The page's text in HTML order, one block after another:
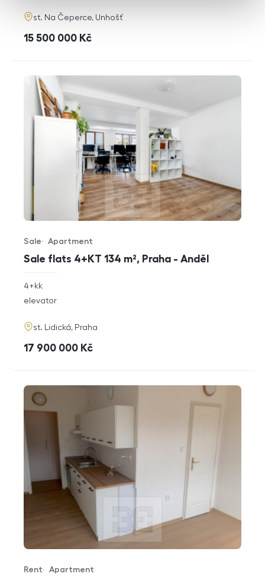
adresa
st. Na Čeperce, Unhošť
cena
15 500 000 Kč
Sale flats 4+KT 134 m², Praha - Anděl
Offer type
Sale
Property type
Apartment
rozměry
4+kk
funkce
elevator
adresa
st. Lidická, Praha
cena
17 900 000 Kč
Offer type
Rent
Property type
Apartment